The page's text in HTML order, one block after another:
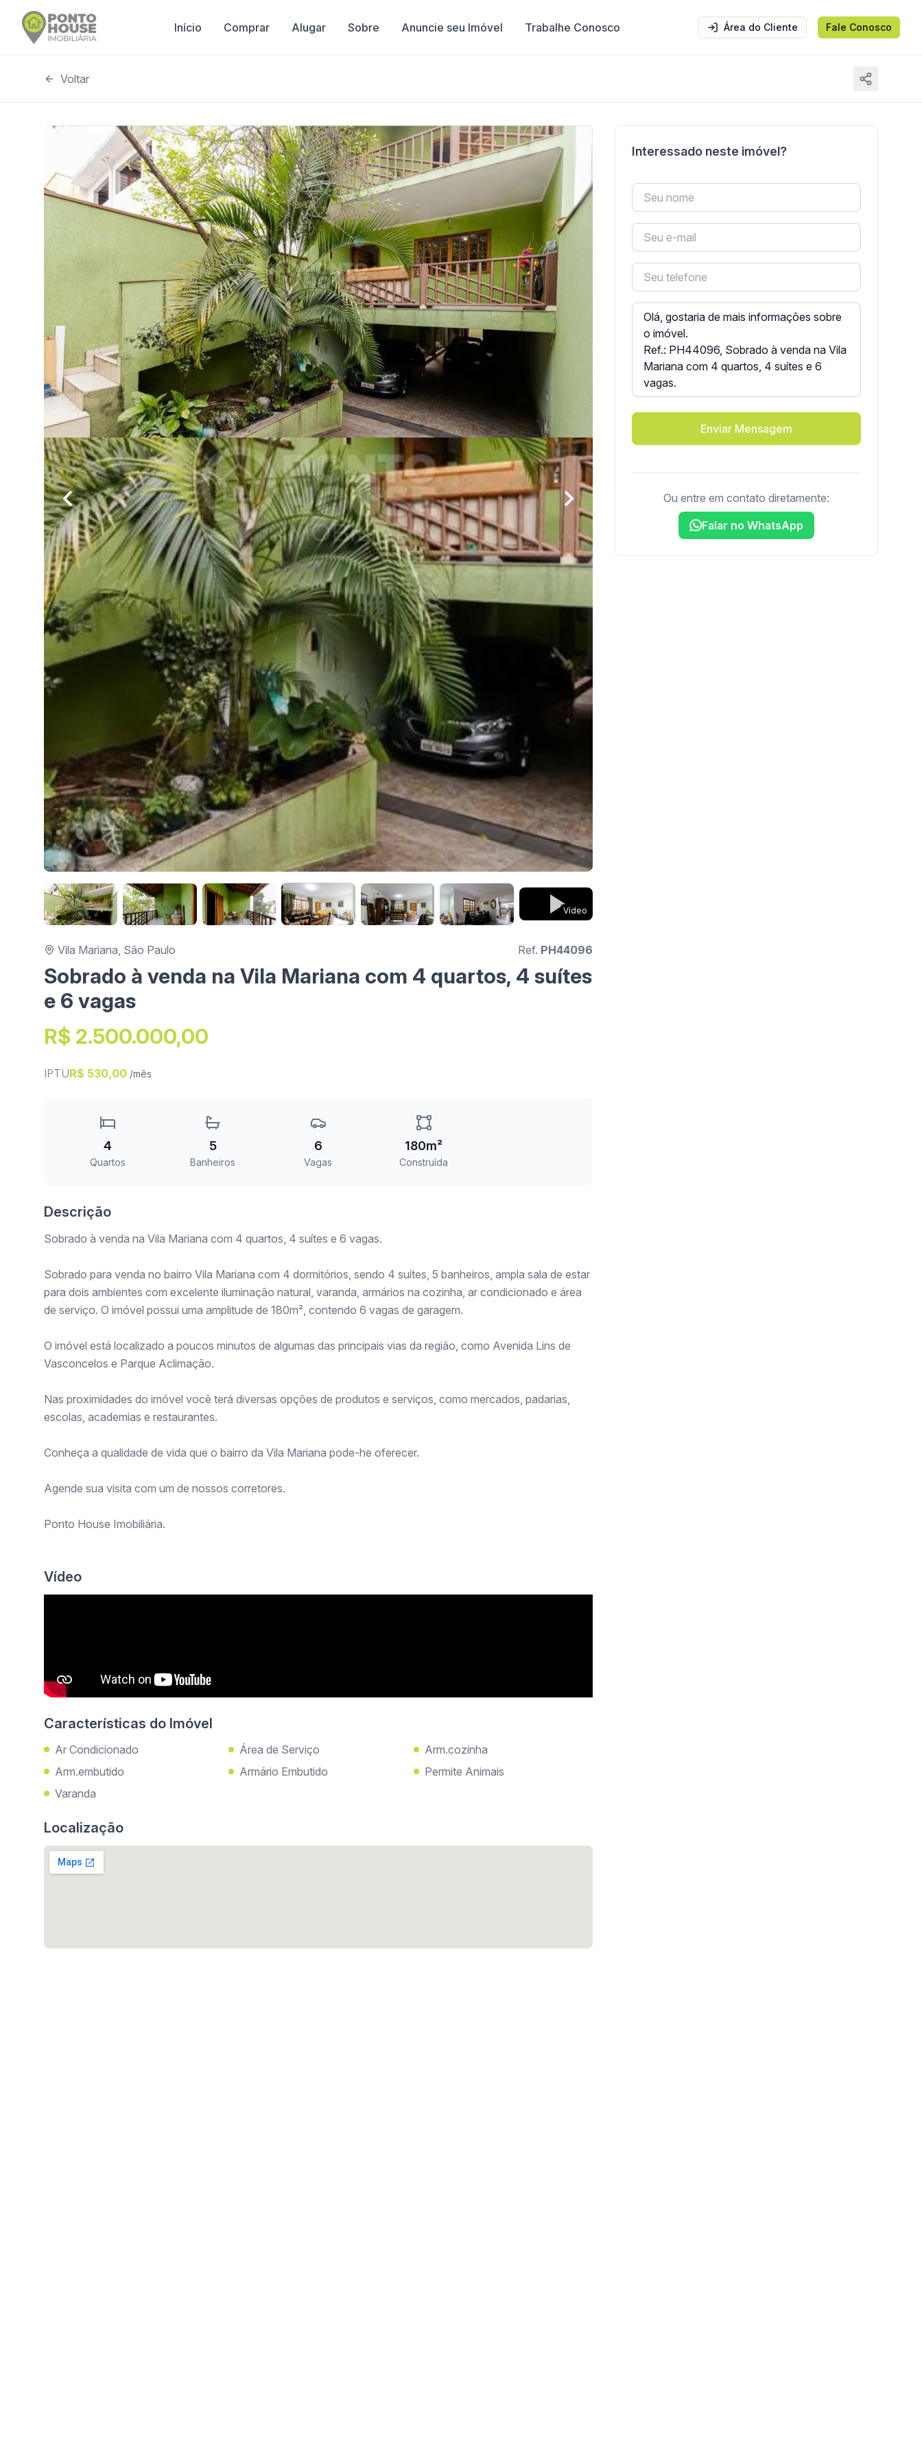
Início Comprar Alugar Sobre Anuncie seu Imóvel Trabalhe Conosco Área do Cliente Fale Conosco
Voltar
Vídeo
Vila Mariana, São Paulo Ref. PH44096
Sobrado à venda na Vila Mariana com 4 quartos, 4 suítes
e 6 vagas
R$ 2.500.000,00
IPTUR$ 530,00 /mês
4
Quartos
5
Banheiros
6
Vagas
180m²
Construída
Descrição
Sobrado à venda na Vila Mariana com 4 quartos, 4 suítes e 6 vagas.
Sobrado para venda no bairro Vila Mariana com 4 dormitórios, sendo 4 suítes, 5 banheiros, ampla sala de estar
para dois ambientes com excelente iluminação natural, varanda, armários na cozinha, ar condicionado e área
de serviço. O imóvel possui uma amplitude de 180m², contendo 6 vagas de garagem.
O imóvel está localizado a poucos minutos de algumas das principais vias da região, como Avenida Lins de
Vasconcelos e Parque Aclimação.
Nas proximidades do imóvel você terá diversas opções de produtos e serviços, como mercados, padarias,
escolas, academias e restaurantes.
Conheça a qualidade de vida que o bairro da Vila Mariana pode-he oferecer.
Agende sua visita com um de nossos corretores.
Ponto House Imobiliária.
Vídeo
Características do Imóvel
Ar Condicionado Área de Serviço
Arm.cozinha
Arm.embutido
Armário Embutido
Permite Animais
Varanda
Localização
Interessado neste imóvel?
Enviar Mensagem
Ou entre em contato diretamente:
Falar no WhatsApp